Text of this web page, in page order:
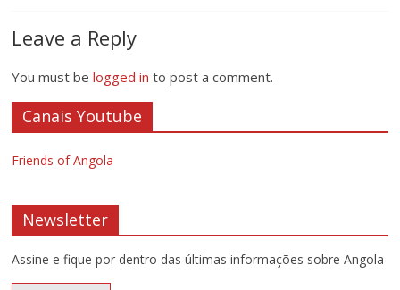
Leave a Reply
You must belogged in to post a comment.
Canais Youtube
Friends of Angola
Newsletter
Assine e fique por dentro das últimas informações sobre Angola